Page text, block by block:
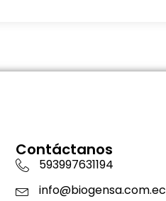
Contáctanos
593997631194
info@biogensa.com.ec